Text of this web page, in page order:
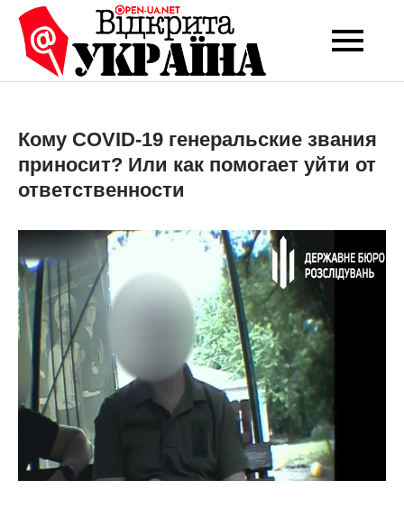
Перейти
вмісту
Open-UA
NET
Це ваше надійне
експертних думок
Кому COVID-19 генеральские звания
приносит? Или как помогает уйти от
ответственности